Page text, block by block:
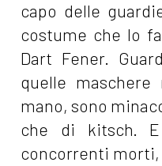
capo delle
costume che lo
Dart Fener.
quelle
mano, sono
che di kitsch.
concorrenti morti,